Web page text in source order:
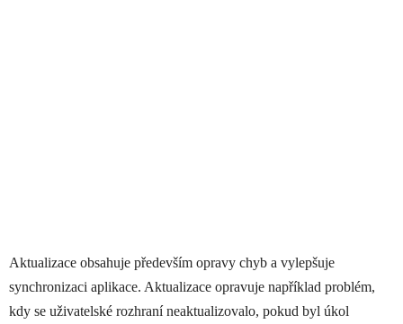
Aktualizace obsahuje především opravy chyb a vylepšuje
synchronizaci aplikace. Aktualizace opravuje například problém,
kdy se uživatelské rozhraní neaktualizovalo, pokud byl úkol